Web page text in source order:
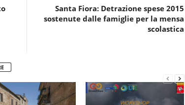
Santa Fiora: Detrazione spese 2015
sostenute dalle famiglie per la mensa
scolastica